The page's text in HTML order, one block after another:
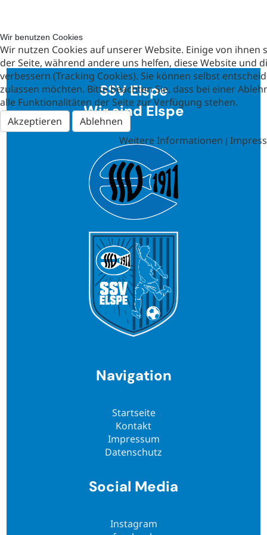
SSV Elspe
Wir sind Elspe
Navigation
Startseite
Kontakt
Impressum
Datenschutz
Social Media
Instagram
Wir benutzen Cookies
Wir nutzen Cookies auf unserer Website. Einige von ihnen
der Seite, während andere uns helfen, diese Website und
verbessern (Tracking Cookies). Sie können selbst
zulassen möchten. Bitte beachten Sie, dass bei einer
alle Funktionalitäten der Seite zur Verfügung stehen.
Akzeptieren
Ablehnen
Weitere Informationen |